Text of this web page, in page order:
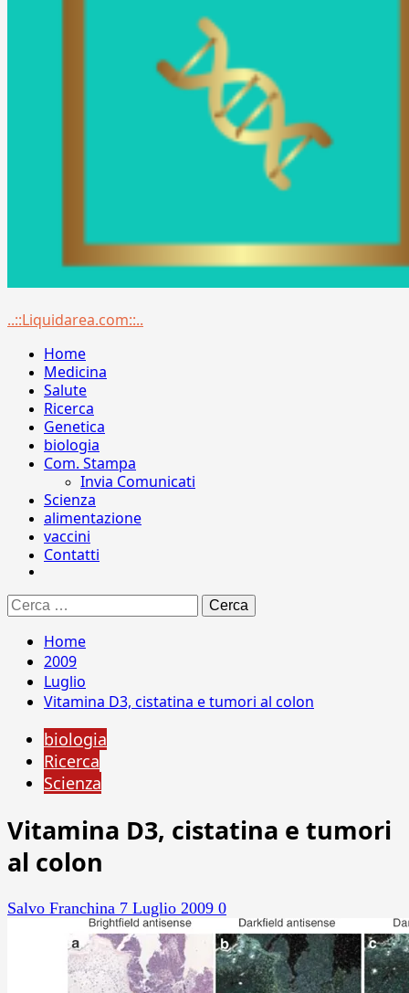
Menu
..::Liquidarea.com::..
Home
Medicina
Salute
Ricerca
Genetica
biologia
Com. Stampa
Invia Comunicati
Scienza
alimentazione
vaccini
Contatti
Ricerca
per:
Home
2009
Luglio
Vitamina D3, cistatina e tumori al colon
biologia
Ricerca
Scienza
Vitamina D3, cistatina e tumori
al colon
Salvo Franchina 7 Luglio 2009 0